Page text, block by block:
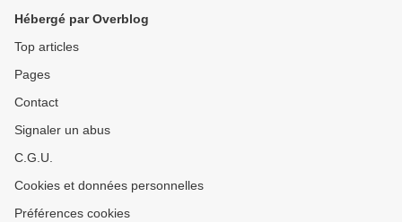
Hébergé par Overblog
Top articles
Pages
Contact
Signaler un abus
C.G.U.
Cookies et données personnelles
Préférences cookies